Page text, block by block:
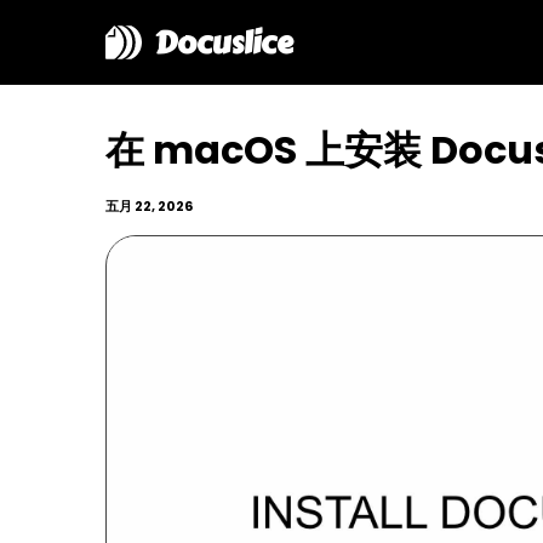
Docuslice
在 macOS 上安装
五月 22, 2026